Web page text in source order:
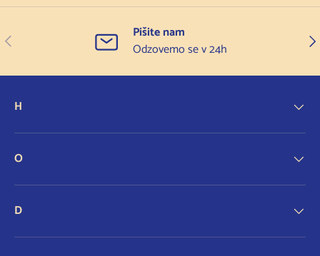
Prejšnji
Pišite nam
Odzovemo se v 24h
H
O
D